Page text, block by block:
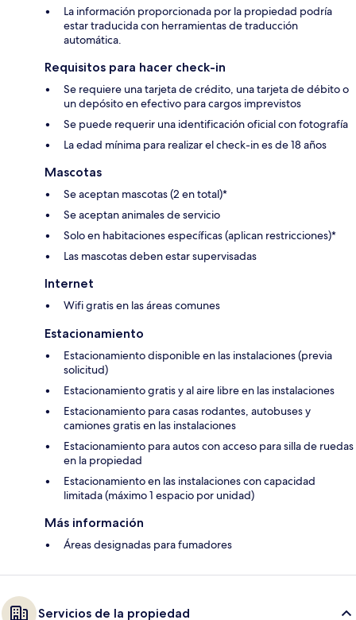
La información proporcionada por la propiedad podría
estar traducida con herramientas de traducción
automática.
Requisitos para hacer check-in
Se requiere una tarjeta de crédito, una tarjeta de débito o
un depósito en efectivo para cargos imprevistos
Se puede requerir una identificación oficial con fotografía
La edad mínima para realizar el check-in es de 18 años
Mascotas
Se aceptan mascotas (2 en total)*
Se aceptan animales de servicio
Solo en habitaciones específicas (aplican restricciones)*
Las mascotas deben estar supervisadas
Internet
Wifi gratis en las áreas comunes
Estacionamiento
Estacionamiento disponible en las instalaciones (previa
solicitud)
Estacionamiento gratis y al aire libre en las instalaciones
Estacionamiento para casas rodantes, autobuses y
camiones gratis en las instalaciones
Estacionamiento para autos con acceso para silla de ruedas
en la propiedad
Estacionamiento en las instalaciones con capacidad
limitada (máximo 1 espacio por unidad)
Más información
Áreas designadas para fumadores
Servicios de la propiedad